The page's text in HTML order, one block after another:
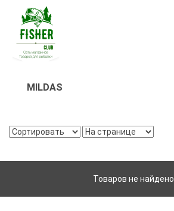
MILDAS
Товаров не найдено